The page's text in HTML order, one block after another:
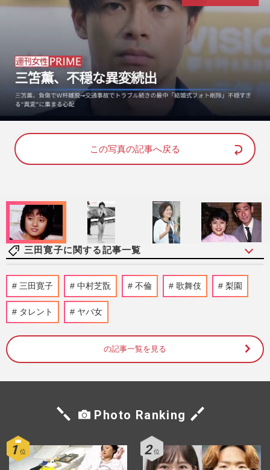
U
n
u
o
d
:
この写真の記事へ戻る
三田寛子に関する記事一覧
三田寛子、大胆な“金髪イメチェン姿”を投
稿して誓う心機一転「新たに生まれ変わる
気持ちで」梨園の妻に“…
週刊女性PRIME
三田寛子、夫で歌舞伎役者の中村芝翫と思
い出の店を訪問して“夫あるある”をユーモ
長渕剛と“ミュート婚”の志穂美悦子、夫に
不倫疑惑でも「見たくないものは見ない」
新しい妻の生き方とは
週刊女性PRIME 2025/9/14
三田寛子 中村芝翫 不倫 歌舞伎 梨園
タレント ヤバ女
の記事一覧を見る
Photo Ranking